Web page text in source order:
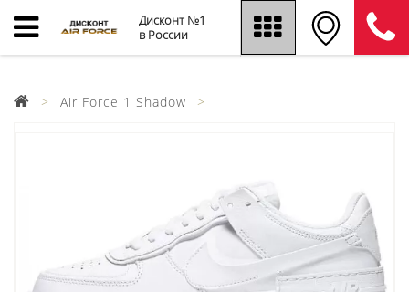
Дисконт №1
в России
Air Force 1 Shadow